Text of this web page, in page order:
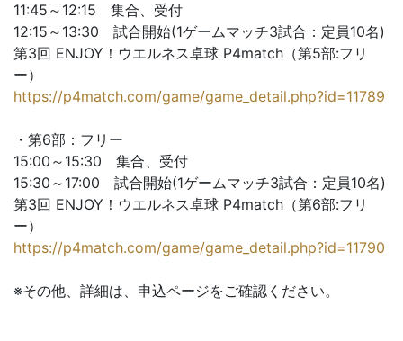
11:45～12:15 集合、受付
12:15～13:30 試合開始(1ゲームマッチ3試合：定員10名)
第3回 ENJOY！ウエルネス卓球 P4match（第5部:フリ
ー）
https://p4match.com/game/game_detail.php?id=11789
・第6部：フリー
15:00～15:30 集合、受付
15:30～17:00 試合開始(1ゲームマッチ3試合：定員10名)
第3回 ENJOY！ウエルネス卓球 P4match（第6部:フリ
ー）
https://p4match.com/game/game_detail.php?id=11790
※その他、詳細は、申込ページをご確認ください。